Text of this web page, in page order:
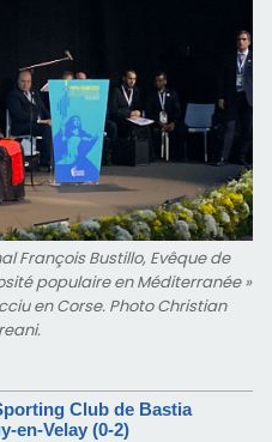
François Bustillo, Evêque de
populaire en Méditerranée »
en Corse. Photo Christian
Club de Bastia
en-Velay (0-2)